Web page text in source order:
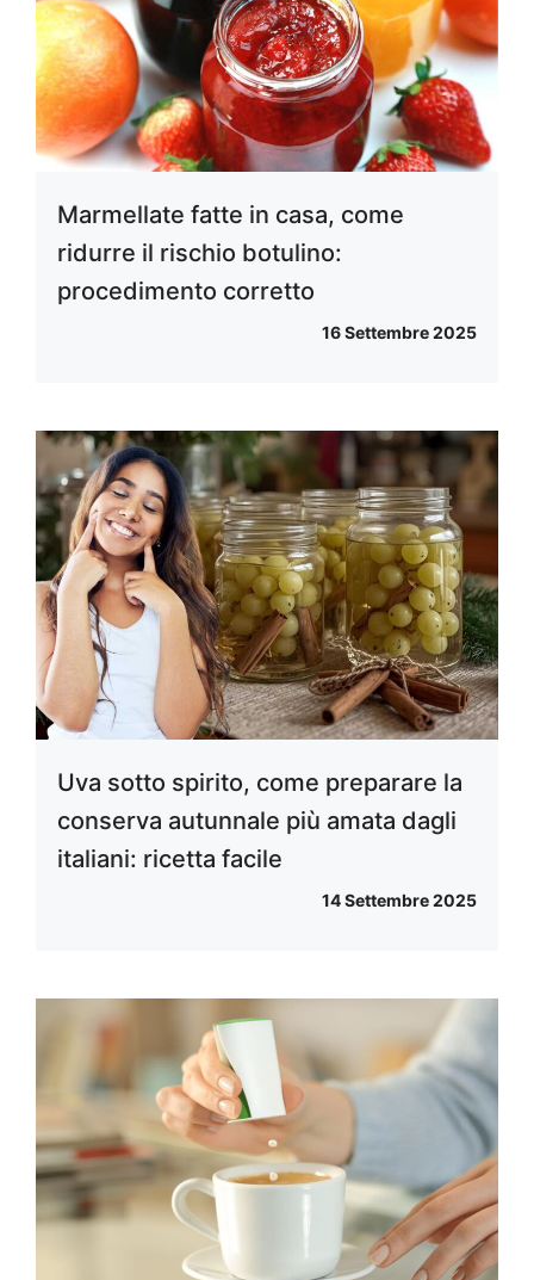
Marmellate fatte in casa, come
ridurre il rischio botulino:
procedimento corretto
16 Settembre 2025
Uva sotto spirito, come preparare la
conserva autunnale più amata dagli
italiani: ricetta facile
14 Settembre 2025